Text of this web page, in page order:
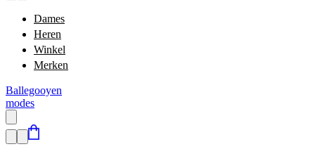
Dames
Heren
Winkel
Merken
Ballegooyen
modes